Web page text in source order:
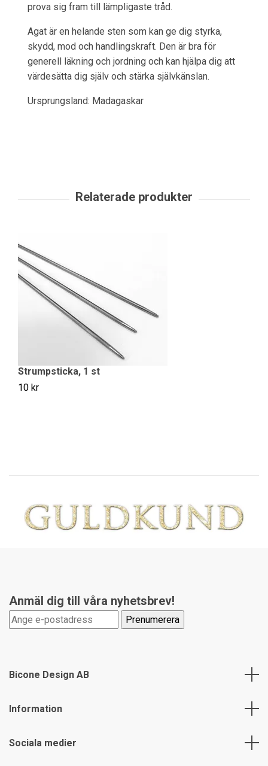
prova sig fram till lämpligaste tråd.
Agat är en helande sten som kan ge dig styrka,
skydd, mod och handlingskraft. Den är bra för
generell läkning och jordning och kan hjälpa dig att
värdesätta dig själv och stärka självkänslan.
Ursprungsland: Madagaskar
Strumpsticka, 1 st
10 kr
Anmäl dig till våra nyhetsbrev!
Bicone Design AB
Information
Sociala medier